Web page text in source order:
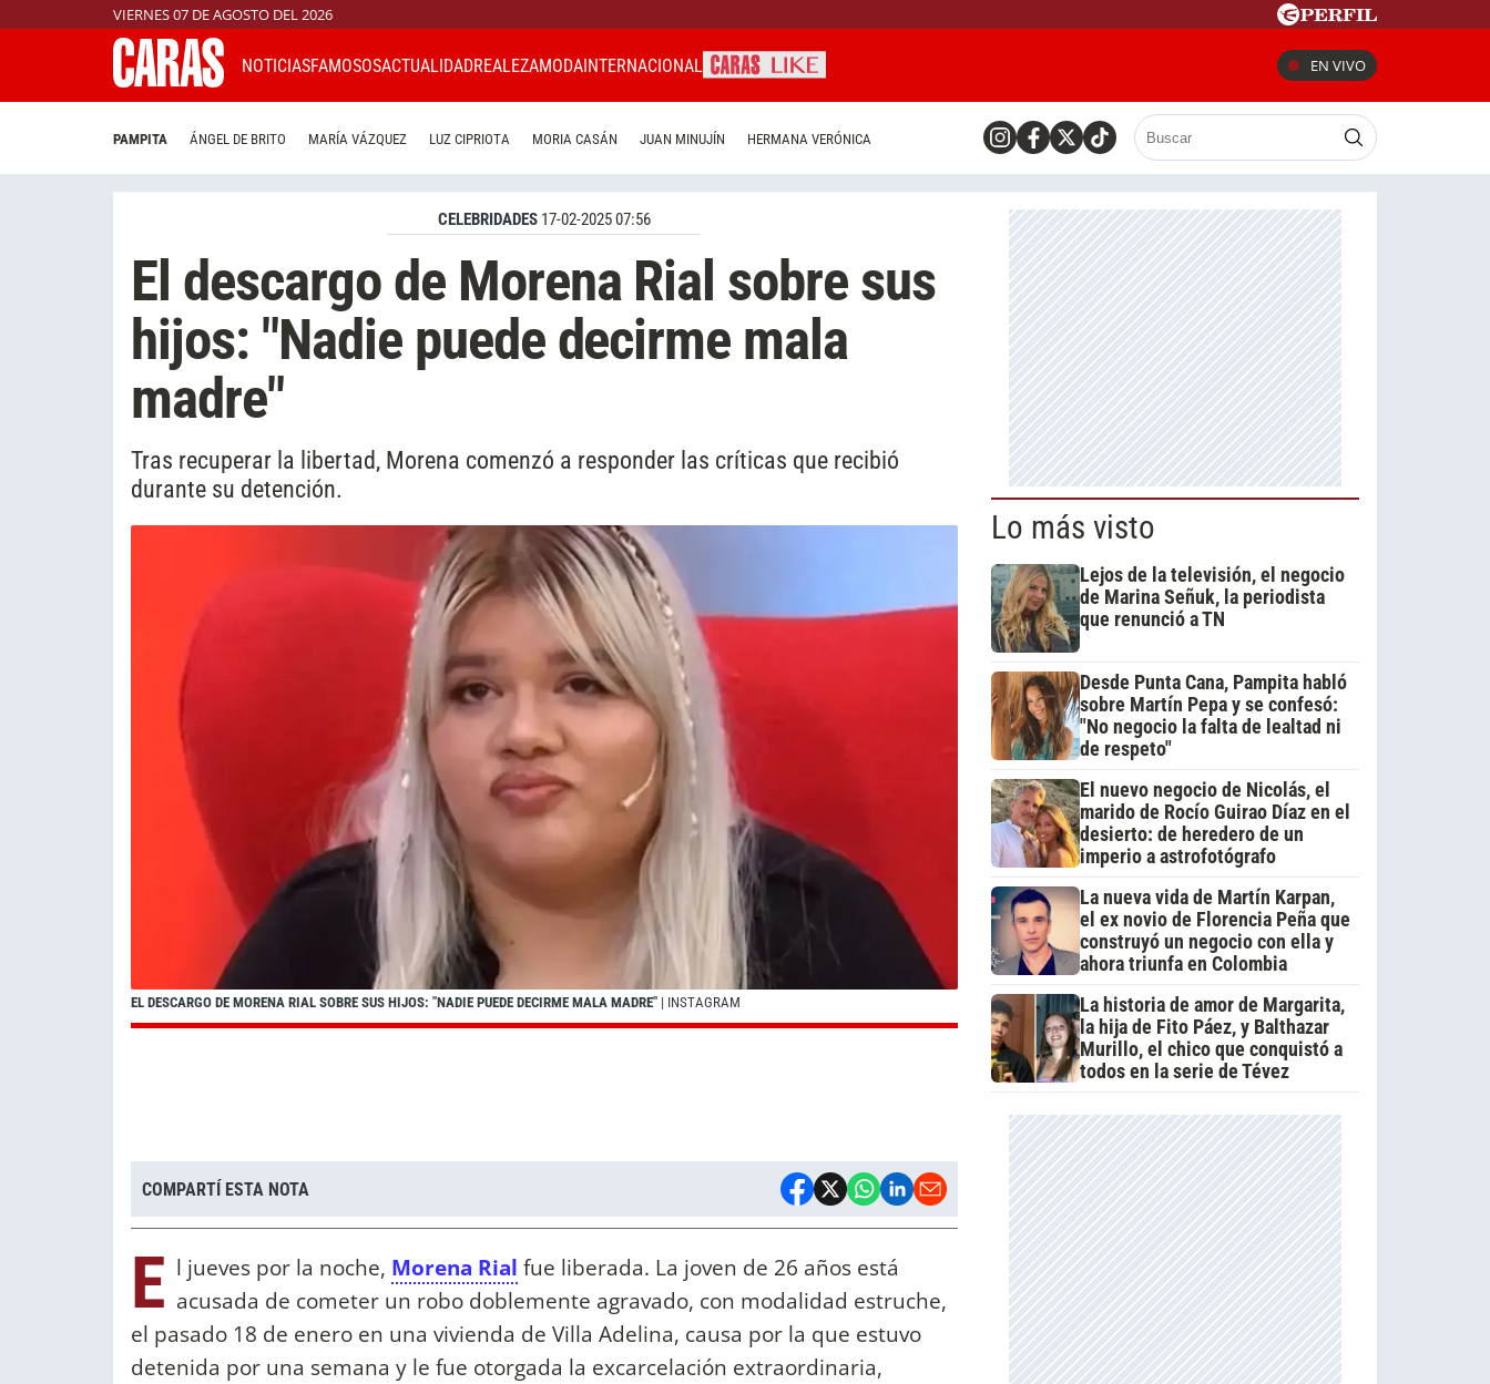
VIERNES 07 DE AGOSTO DEL 2026
NOTICIASFAMOSOSACTUALIDADREALEZAMODAINTERNACIONAL EN VIVO
PAMPITA ÁNGEL DE BRITO MARÍA VÁZQUEZ LUZ CIPRIOTA MORIA CASÁN JUAN MINUJÍN HERMANA VERÓNICA
CELEBRIDADES 17-02-2025 07:56
El descargo de Morena Rial sobre sus
hijos: "Nadie puede decirme mala
madre"
Tras recuperar la libertad, Morena comenzó a responder las críticas que recibió
durante su detención.
EL DESCARGO DE MORENA RIAL SOBRE SUS HIJOS: "NADIE PUEDE DECIRME MALA MADRE" | INSTAGRAM
COMPARTÍ ESTA NOTA
E l jueves por la noche, Morena Rial fue liberada. La joven de 26 años está
acusada de cometer un robo doblemente agravado, con modalidad estruche,
el pasado 18 de enero en una vivienda de Villa Adelina, causa por la que estuvo
detenida por una semana y le fue otorgada la excarcelación extraordinaria,
Lo más visto
Lejos de la televisión, el negocio
de Marina Señuk, la periodista
que renunció a TN
Desde Punta Cana, Pampita habló
sobre Martín Pepa y se confesó:
"No negocio la falta de lealtad ni
de respeto"
El nuevo negocio de Nicolás, el
marido de Rocío Guirao Díaz en el
desierto: de heredero de un
imperio a astrofotógrafo
La nueva vida de Martín Karpan,
el ex novio de Florencia Peña que
construyó un negocio con ella y
ahora triunfa en Colombia
La historia de amor de Margarita,
la hija de Fito Páez, y Balthazar
Murillo, el chico que conquistó a
todos en la serie de Tévez